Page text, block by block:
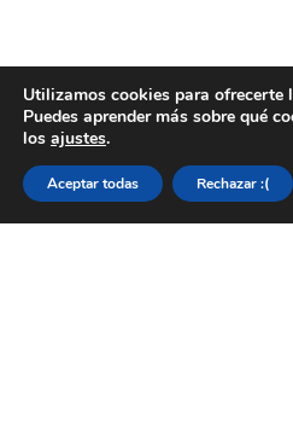
Utilizamos cookies para ofrecerte
Puedes aprender más sobre qué
los ajustes.
Aceptar todas Rechazar :(